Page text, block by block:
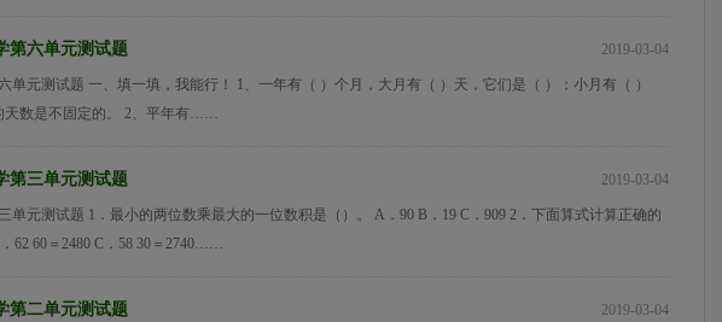
2019-03-04
第六单元测试题
单元测试题 一、填一填，我能行！ 1、一年有（ ）个月，大月有（ ）天，它们是（ ）；小月有（ ）
天数是不固定的。 2、平年有……
2019-03-04
第三单元测试题
单元测试题 1．最小的两位数乘最大的一位数积是（）。 A．90 B．19 C．909 2．下面算式计算正确的
62 60＝2480 C．58 30＝2740……
2019-03-04
第二单元测试题